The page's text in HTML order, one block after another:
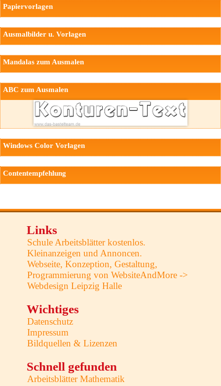
Papiervorlagen
Ausmalbilder u. Vorlagen
Mandalas zum Ausmalen
ABC zum Ausmalen
Windows Color Vorlagen
Contentempfehlung
Links
Schule Arbeitsblätter kostenlos.
Kleinanzeigen und Annoncen.
Webseite, Konzeption, Gestaltung,
Programmierung von WebsiteAndMore ->
Webdesign Leipzig Halle
Wichtiges
Datenschutz
Impressum
Bildquellen & Lizenzen
Schnell gefunden
Arbeitsblätter Mathematik